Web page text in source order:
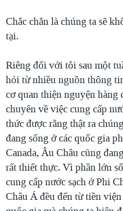
Chắc chắn là chúng ta sẽ
tại.
Riêng đối với tôi sau một
hỏi từ nhiều nguồn thông
cơ quan thiện nguyện hàng
chuyên về việc cung cấp
thức được rằng thật ra
đang sống ở các quốc gia
Canada, Âu Châu cũng
rất thiết thực. Vì phần lớn
cung cấp nước sạch ở Phi
Châu Á đều đến từ tiền